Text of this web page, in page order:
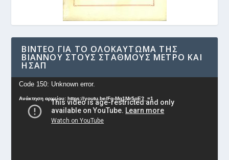
ΒΊΝΤΕΟ ΓΙΑ ΤΟ ΟΛΟΚΑΎΤΩΜΑ ΤΗΣ
ΒΙΆΝΝΟΥ ΣΤΟΥΣ ΣΤΑΘΜΟΎΣ ΜΕΤΡΟ ΚΑΙ
ΗΣΑΠ
Πρόγραμμα
Αναπαραγωγής
Βίντεο
Code 150: Unknown error.
Ανάκτηση αρχείου: https://youtu.be/Fg-Mq1Mr5oE?_=1